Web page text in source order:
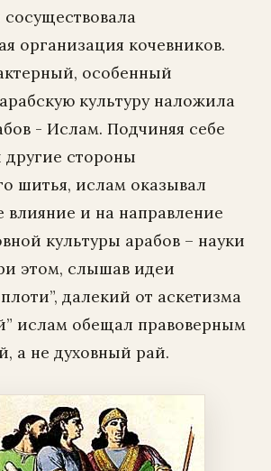
организация кочевников.
особенный
культуру наложила
- Ислам. Подчиняя себе
стороны
шитья, ислам оказывал
влияние и на направление
культуры арабов – науки
этом, слышав идеи
далекий от аскетизма
ислам обещал правоверным
а не духовный рай.